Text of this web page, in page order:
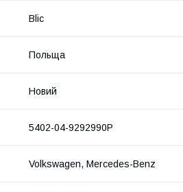
Blic
Польща
Новий
5402-04-9292990P
Volkswagen, Mercedes-Benz